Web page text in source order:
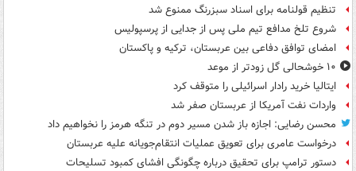
تنظیم قولنامه برای اسناد سبزرنگ ممنوع شد
شروع تلخ مدافع تیم ملی پس از جدایی از پرسپولیس
امضای توافق دفاعی بین عربستان، ترکیه و پاکستان
۱۰ خوشحالی گل زودتر از موعد
ایتالیا خرید رادار اسرائیلی را متوقف کرد
واردات نفت آمریکا از عربستان صفر شد
محسن رضایی: اجازه باز شدن مسیر دوم در تنگه هرمز را نخواهیم داد
درخواست عامری برای تعویق عملیات انتقام‌جویانه علیه عربستان
دستور ترامپ برای تحقیق درباره چگونگی افشای کمبود تسلیحات